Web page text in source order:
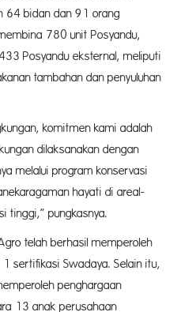
64 bidan dan 91 orang
780 unit Posyandu,
Posyandu eksternal, meliputi
tambahan dan penyuluhan
komitmen kami adalah
dilaksanakan dengan
melalui program konservasi
hayati di areal-
tinggi,” pungkasnya.
telah berhasil memperoleh
sertifikasi Swadaya. Selain itu,
penghargaan
13 anak perusahaan